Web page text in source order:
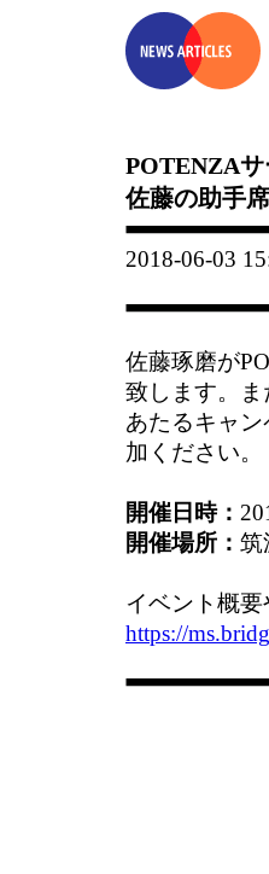
POTENZA
佐藤の助手
2018-06-03
佐藤琢磨が
致します。
あたるキャ
加ください。
開催日時：
開催場所： 筑
イベント概
https://